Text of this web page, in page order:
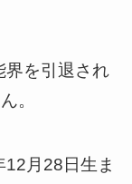
界を引退され
。
12月28日生ま